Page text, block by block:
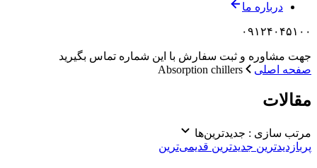
درباره ما
۰۹۱۲۴۰۴۵۱۰۰
جهت مشاوره و ثبت سفارش با این شماره تماس بگیرید
صفحه اصلی
Absorption chillers
مقالات
مرتب سازی : جدیدترین‌ها
پربازدیدترین جدیدترین قدیمی‌ترین